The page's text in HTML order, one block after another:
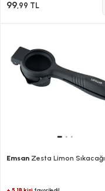
99,99 TL
Emsan Zesta Limon Sıkacağı